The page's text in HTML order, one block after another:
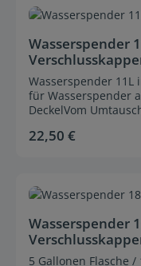
Durchschnittliche
Wasserspender
Wasserspender 11L
für Wasserspender
DeckelVom
Regulärer Preis:
22,50 €
Durchschnittliche
Wasserspender
5 Gallonen Flasche